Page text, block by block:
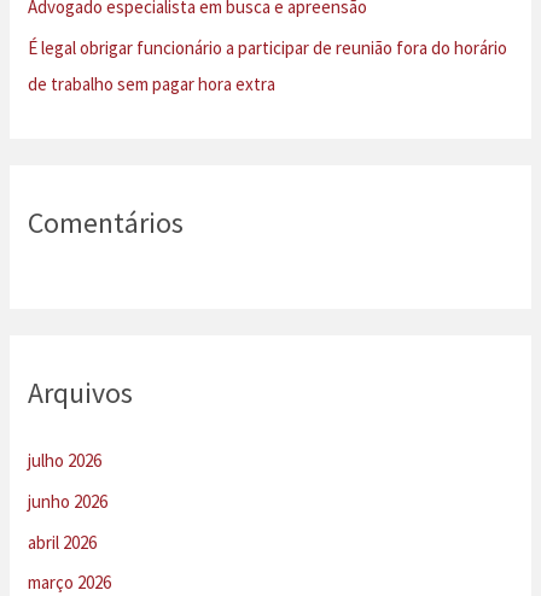
o
r
:
Advogado especialista em busca e apreensão
É legal obrigar funcionário a participar de reunião fora do horário
de trabalho sem pagar hora extra
Comentários
Arquivos
julho 2026
junho 2026
abril 2026
março 2026